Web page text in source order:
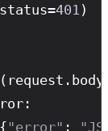
401 )
"error" :